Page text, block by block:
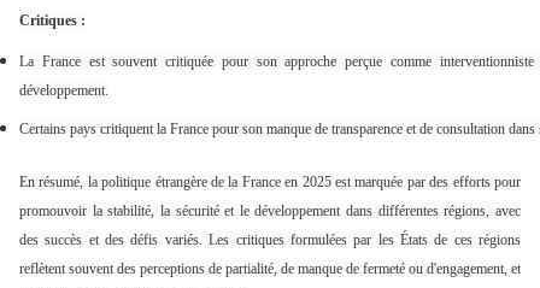
Critiques :
La France est souvent critiquée pour son approche perçue comme
développement.
Certains pays critiquent la France pour son manque de transparence et de consultation
En résumé, la politique étrangère de la France en 2025 est marquée par des efforts pour
promouvoir la stabilité, la sécurité et le développement dans différentes régions, avec
des succès et des défis variés. Les critiques formulées par les États de ces régions
reflètent souvent des perceptions de partialité, de manque de fermeté ou d'engagement, et